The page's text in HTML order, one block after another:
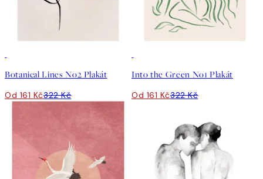
Botanical Lines No2 Plakát
Od 161 Kč322 Kč
Into the Green No1 Plakát
Od 161 Kč322 Kč